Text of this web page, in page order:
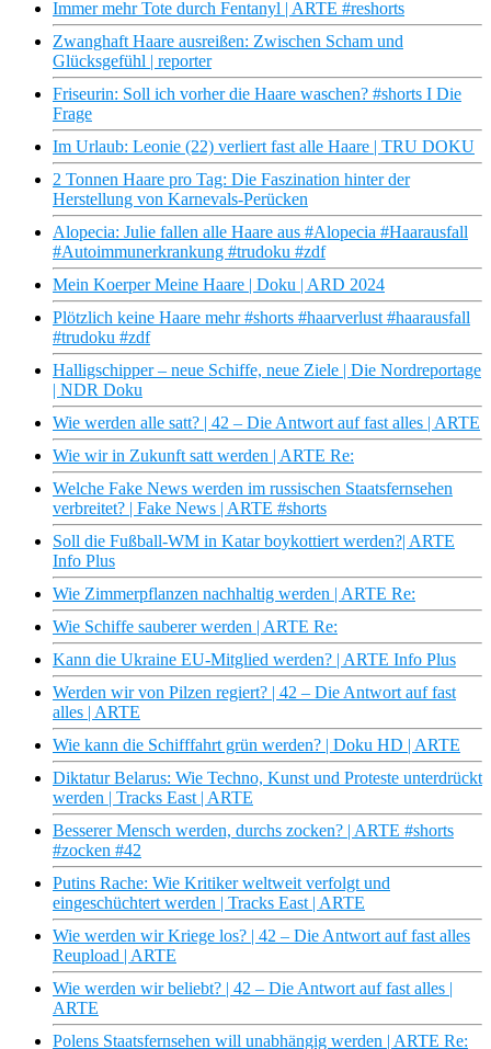
Immer mehr Tote durch Fentanyl | ARTE #reshorts
Zwanghaft Haare ausreißen: Zwischen Scham und
Glücksgefühl | reporter
Friseurin: Soll ich vorher die Haare waschen? #shorts I Die
Frage
Im Urlaub: Leonie (22) verliert fast alle Haare | TRU DOKU
2 Tonnen Haare pro Tag: Die Faszination hinter der
Herstellung von Karnevals-Perücken
Alopecia: Julie fallen alle Haare aus #Alopecia #Haarausfall
#Autoimmunerkrankung #trudoku #zdf
Mein Koerper Meine Haare | Doku | ARD 2024
Plötzlich keine Haare mehr #shorts #haarverlust #haarausfall
#trudoku #zdf
Halligschipper – neue Schiffe, neue Ziele | Die Nordreportage
| NDR Doku
Wie werden alle satt? | 42 – Die Antwort auf fast alles | ARTE
Wie wir in Zukunft satt werden | ARTE Re:
Welche Fake News werden im russischen Staatsfernsehen
verbreitet? | Fake News | ARTE #shorts
Soll die Fußball-WM in Katar boykottiert werden?| ARTE
Info Plus
Wie Zimmerpflanzen nachhaltig werden | ARTE Re:
Wie Schiffe sauberer werden | ARTE Re:
Kann die Ukraine EU-Mitglied werden? | ARTE Info Plus
Werden wir von Pilzen regiert? | 42 – Die Antwort auf fast
alles | ARTE
Wie kann die Schifffahrt grün werden? | Doku HD | ARTE
Diktatur Belarus: Wie Techno, Kunst und Proteste unterdrückt
werden | Tracks East | ARTE
Besserer Mensch werden, durchs zocken? | ARTE #shorts
#zocken #42
Putins Rache: Wie Kritiker weltweit verfolgt und
eingeschüchtert werden | Tracks East | ARTE
Wie werden wir Kriege los? | 42 – Die Antwort auf fast alles
Reupload | ARTE
Wie werden wir beliebt? | 42 – Die Antwort auf fast alles |
ARTE
Polens Staatsfernsehen will unabhängig werden | ARTE Re: